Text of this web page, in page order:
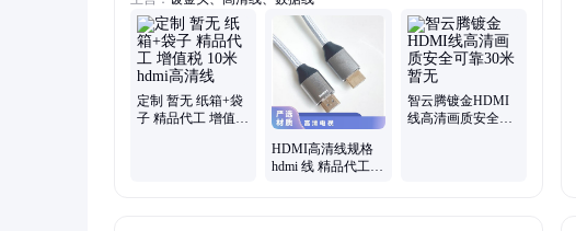
定制 暂无 纸箱+袋
子 精品代工 增值税
HDMI高清线规格
hdmi 线 精品代工
智云腾镀金HDMI
线高清画质安全可